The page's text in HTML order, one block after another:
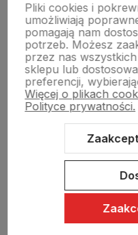
Pomoc
Moje konto
Swiat Edibutik
Pliki cookies i
umożliwiają
pomagają nam
potrzeb. Możesz
przez nas
sklepu lub
preferencji,
Więcej o plikach
Polityce prywatności.